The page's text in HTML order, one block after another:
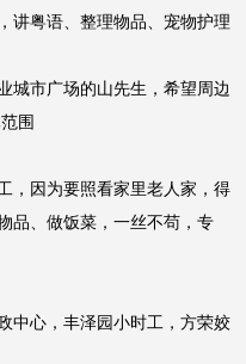
讲粤语、整理物品、宠物护理
城市广场的山先生，希望周边
围
，因为要照看家里老人家，得
品、做饭菜，一丝不苟，专
中心，丰泽园小时工，方荣姣